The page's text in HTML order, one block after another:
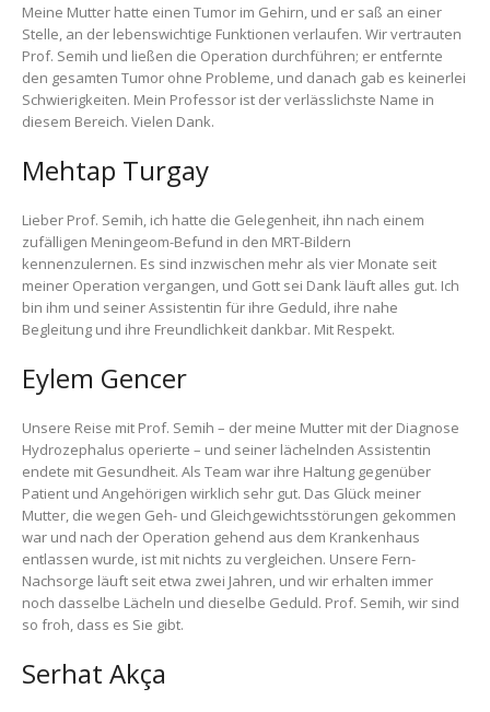
Meine Mutter hatte einen Tumor im Gehirn, und er saß an einer
Stelle, an der lebenswichtige Funktionen verlaufen. Wir vertrauten
Prof. Semih und ließen die Operation durchführen; er entfernte
den gesamten Tumor ohne Probleme, und danach gab es keinerlei
Schwierigkeiten. Mein Professor ist der verlässlichste Name in
diesem Bereich. Vielen Dank.
Mehtap Turgay
Lieber Prof. Semih, ich hatte die Gelegenheit, ihn nach einem
zufälligen Meningeom-Befund in den MRT-Bildern
kennenzulernen. Es sind inzwischen mehr als vier Monate seit
meiner Operation vergangen, und Gott sei Dank läuft alles gut. Ich
bin ihm und seiner Assistentin für ihre Geduld, ihre nahe
Begleitung und ihre Freundlichkeit dankbar. Mit Respekt.
Eylem Gencer
Unsere Reise mit Prof. Semih – der meine Mutter mit der Diagnose
Hydrozephalus operierte – und seiner lächelnden Assistentin
endete mit Gesundheit. Als Team war ihre Haltung gegenüber
Patient und Angehörigen wirklich sehr gut. Das Glück meiner
Mutter, die wegen Geh- und Gleichgewichtsstörungen gekommen
war und nach der Operation gehend aus dem Krankenhaus
entlassen wurde, ist mit nichts zu vergleichen. Unsere Fern-
Nachsorge läuft seit etwa zwei Jahren, und wir erhalten immer
noch dasselbe Lächeln und dieselbe Geduld. Prof. Semih, wir sind
so froh, dass es Sie gibt.
Serhat Akça